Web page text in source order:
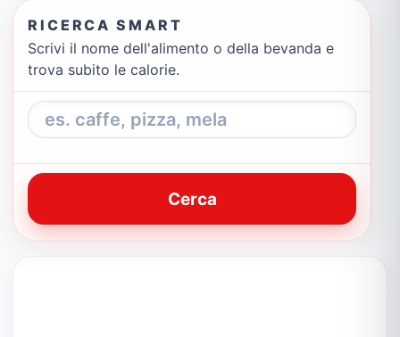
RICERCA SMART
Scrivi il nome dell'alimento o della bevanda e
trova subito le calorie.
Cerca